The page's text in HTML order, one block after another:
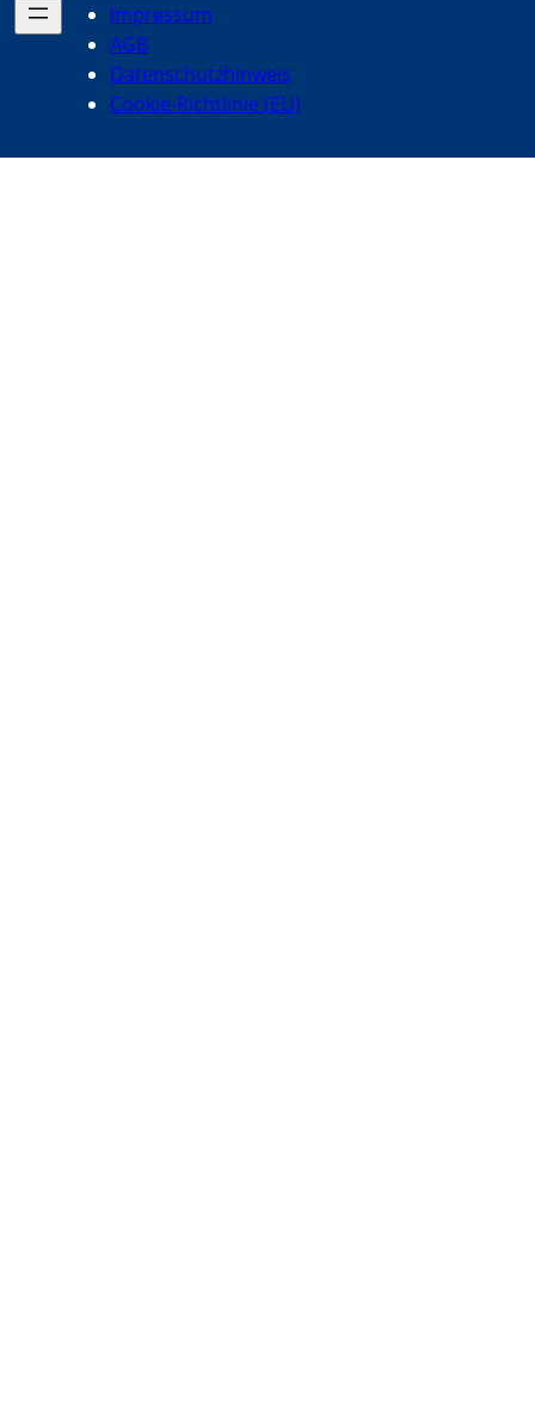
Impressum
AGB
Datenschutzhinweis
Cookie-Richtlinie (EU)